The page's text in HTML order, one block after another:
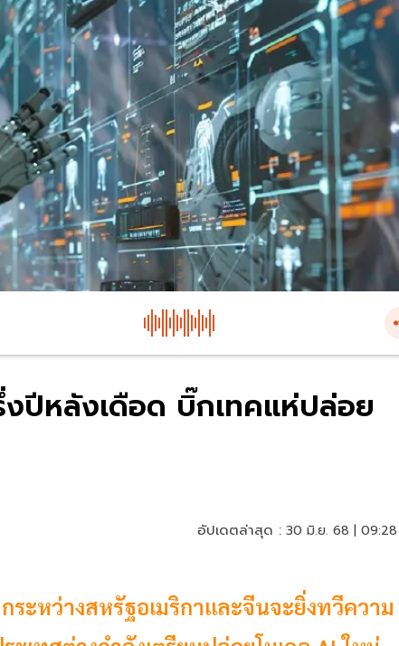
ปีหลังเดือด บิ๊กเทคแห่ปล่อย
อัปเดตล่าสุด : 30 มิ.ย. 68 |
ะหว่างสหรัฐอเมริกาและจีนจะยิ่งทวีความ